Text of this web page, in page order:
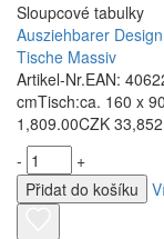
Sloupcové tabulky
Ausziehbarer
Tische Massiv
Artikel-Nr.EAN:
cmTisch:ca. 160 x
1,809.00CZK
-
+
Přidat do košíku